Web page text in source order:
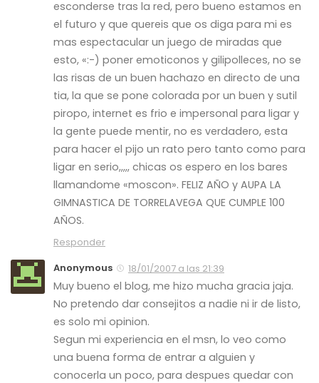
esconderse tras la red, pero bueno estamos en
el futuro y que quereis que os diga para mi es
mas espectacular un juego de miradas que
esto, «:-) poner emoticonos y gilipolleces, no se
las risas de un buen hachazo en directo de una
tia, la que se pone colorada por un buen y sutil
piropo, internet es frio e impersonal para ligar y
la gente puede mentir, no es verdadero, esta
para hacer el pijo un rato pero tanto como para
ligar en serio,,,,, chicas os espero en los bares
llamandome «moscon». FELIZ AÑO y AUPA LA
GIMNASTICA DE TORRELAVEGA QUE CUMPLE 100
AÑOS.
Responder
Anonymous
18/01/2007 a las 21:39
Muy bueno el blog, me hizo mucha gracia jaja.
No pretendo dar consejitos a nadie ni ir de listo,
es solo mi opinion.
Segun mi experiencia en el msn, lo veo como
una buena forma de entrar a alguien y
conocerla un poco, para despues quedar con